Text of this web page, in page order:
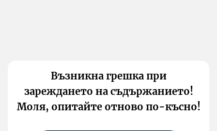
Възникна грешка при
зареждането на съдържанието!
Моля, опитайте отново по-късно!